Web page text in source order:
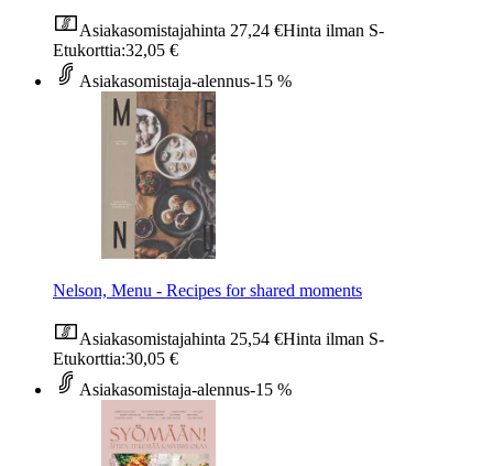
Asiakasomistajahinta 27,24 €Hinta ilman S-
Etukorttia:32,05 €
Asiakasomistaja-alennus-15 %
Nelson, Menu - Recipes for shared moments
Asiakasomistajahinta 25,54 €Hinta ilman S-
Etukorttia:30,05 €
Asiakasomistaja-alennus-15 %